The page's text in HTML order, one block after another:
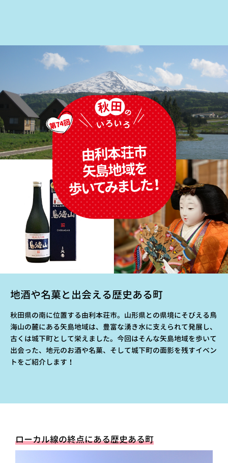
地酒や名菓と出会える歴史ある町
秋田県の南に位置する由利本荘市。山形県との県境にそびえる鳥
海山の麓にある矢島地域は、豊富な湧き水に支えられて発展し、
古くは城下町として栄えました。今回はそんな矢島地域を歩いて
出会った、地元のお酒や名菓、そして城下町の面影を残すイベン
トをご紹介します！
ローカル線の終点にある歴史ある町